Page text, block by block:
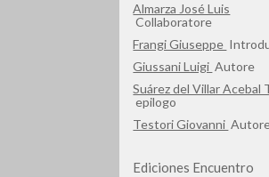
Almarza José Luis
Collaboratore
Frangi Giuseppe
Giussani Luigi Autore
Suárez del Villar Acebal
epilogo
Testori Giovanni
Ediciones Encuentro